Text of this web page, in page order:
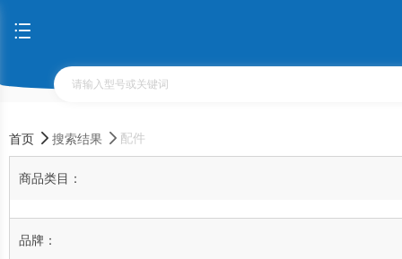
首页 搜索结果 配件
商品类目：
品牌：